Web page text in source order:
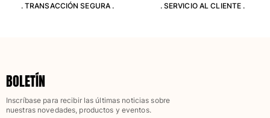
Ver todo Zapatos
Outdoor
. TRANSACCIÓN SEGURA . . SERVICIO AL CLIENTE .
BOLETÍN
Inscríbase para recibir las últimas noticias sobre
nuestras novedades, productos y eventos.